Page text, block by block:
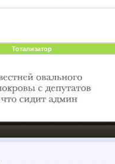
Тотализатор